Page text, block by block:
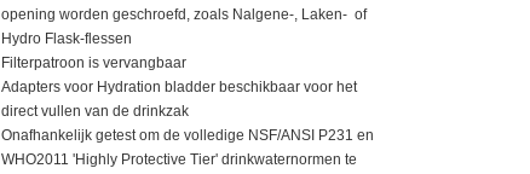
opening worden geschroefd, zoals Nalgene-, Laken- of
Hydro Flask-flessen
Filterpatroon is vervangbaar
Adapters voor Hydration bladder beschikbaar voor het
direct vullen van de drinkzak
Onafhankelijk getest om de volledige NSF/ANSI P231 en
WHO2011 'Highly Protective Tier' drinkwaternormen te